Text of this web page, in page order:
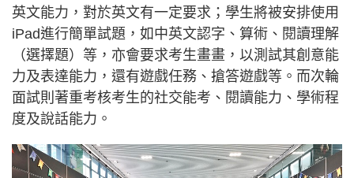
英文能力，對於英文有一定要求；學生將被安排使用
iPad進行簡單試題，如中英文認字、算術、閱讀理解
（選擇題）等，亦會要求考生畫畫，以測試其創意能
力及表達能力，還有遊戲任務、搶答遊戲等。而次輪
面試則著重考核考生的社交能考、閱讀能力、學術程
度及說話能力。